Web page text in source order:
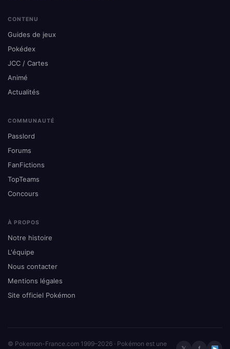
CONTENU
Guides de jeux
Pokédex
JCC / Cartes
Animé
Actualités
COMMUNAUTÉ
Passlord
Forums
FanFictions
TopTeams
Concours
À PROPOS
Notre histoire
L'équipe
Nous contacter
Mentions légales
Site officiel Pokémon
© Pokemon-France.com 1999–2026 · Pokémon est une